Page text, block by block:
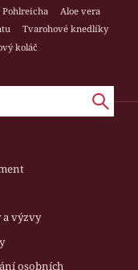
Pohlreicha
Aloe vera
Tvarohové knedlíky
koláč
a výzvy
osobních